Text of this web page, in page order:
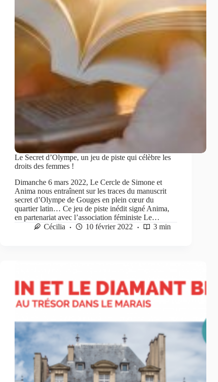
Le Secret d’Olympe, un jeu de piste qui célèbre les
droits des femmes !
Dimanche 6 mars 2022, Le Cercle de Simone et
Anima nous entraînent sur les traces du manuscrit
secret d’Olympe de Gouges en plein cœur du
quartier latin… Ce jeu de piste inédit signé Anima,
en partenariat avec l’association féministe Le…
Cécilia
10 février 2022 3 min